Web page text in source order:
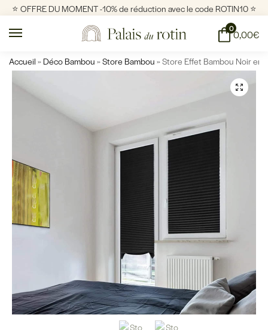
⭐️ OFFRE DU MOMENT -10% de réduction avec le code ROTIN10 ⭐️
00,00€
Accueil » Déco Bambou »Store Bambou »Store Effet Bambou Noir en